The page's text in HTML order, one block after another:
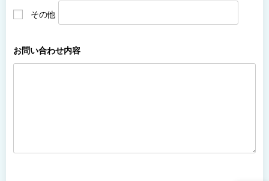
その他
お問い合わせ内容